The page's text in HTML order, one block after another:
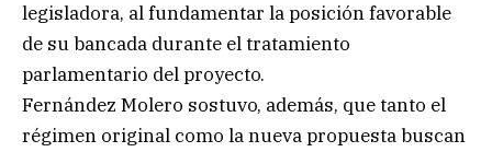
legisladora, al fundamentar la posición favorable
de su bancada durante el tratamiento
parlamentario del proyecto.
Fernández Molero sostuvo, además, que tanto el
régimen original como la nueva propuesta buscan